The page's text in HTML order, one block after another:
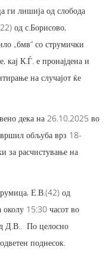
лишија од слобода
од с.Борисово,
„бмв“ со струмички
кај К.Ѓ. е пронајдена и
на случајот ќе
дека на 26.10.2025 во
обљуба врз 18-
за расчистување на
Е.В.(42) од
околу 15:30 часот во
Д.В.. По целосно
поднесок.